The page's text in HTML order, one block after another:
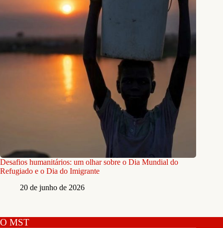
Desafios humanitários: um olhar sobre o Dia Mundial do
Refugiado e o Dia do Imigrante
20 de junho de 2026
O MST